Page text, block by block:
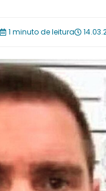
1 minuto de leitura